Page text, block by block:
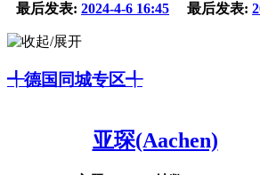
最后发表: 2024-4-6 16:45 最后发表:
╃德国同城专区╃
亚琛(Aachen)